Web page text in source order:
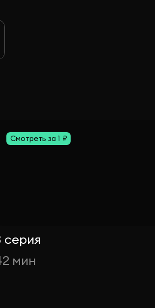
Смотреть за 1 ₽
серия
мин